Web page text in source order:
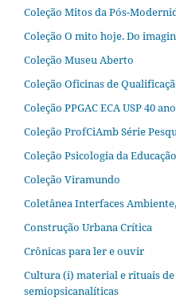
Coleção Mitos da Pós-
Coleção O mito hoje. Do
Coleção Museu Aberto
Coleção Oficinas de
Coleção PPGAC ECA USP 40
Coleção ProfCiAmb Série
Coleção Psicologia da
Coleção Viramundo
Coletânea Interfaces
Construção Urbana Crítica
Crônicas para ler e ouvir
Cultura (i) material e rituais
semiopsicanalíticas